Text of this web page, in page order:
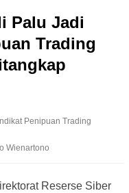
Palu Jadi
Trading
Wienartono
Reserse Siber